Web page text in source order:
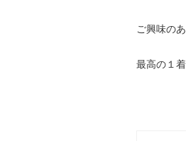
ご興味の
最高の１